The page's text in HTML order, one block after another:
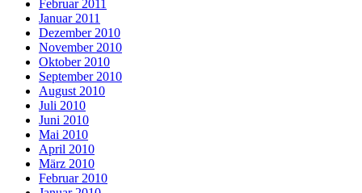
Februar 2011
Januar 2011
Dezember 2010
November 2010
Oktober 2010
September 2010
August 2010
Juli 2010
Juni 2010
Mai 2010
April 2010
März 2010
Februar 2010